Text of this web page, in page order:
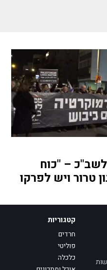
– "כוח
טרור ויש לפרקו
קטגוריות
חרדים
פוליטי
כלכלה